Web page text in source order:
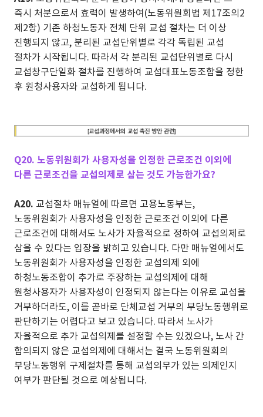
즉시 처분으로서 효력이 발생하여(노동위원회법 제17조의2
제2항) 기존 하청노동자 전체 단위 교섭 절차는 더 이상
진행되지 않고, 분리된 교섭단위별로 각각 독립된 교섭
절차가 시작됩니다. 따라서 각 분리된 교섭단위별로 다시
교섭창구단일화 절차를 진행하여 교섭대표노동조합을 정한
후 원청사용자와 교섭하게 됩니다.
Q20. 노동위원회가 사용자성을 인정한 근로조건 이외에
다른 근로조건을 교섭의제로 삼는 것도 가능한가요?
A20. 교섭절차 매뉴얼에 따르면 고용노동부는,
노동위원회가 사용자성을 인정한 근로조건 이외에 다른
근로조건에 대해서도 노사가 자율적으로 정하여 교섭의제로
삼을 수 있다는 입장을 밝히고 있습니다. 다만 매뉴얼에서도
노동위원회가 사용자성을 인정한 교섭의제 외에
하청노동조합이 추가로 주장하는 교섭의제에 대해
원청사용자가 사용자성이 인정되지 않는다는 이유로 교섭을
거부하더라도, 이를 곧바로 단체교섭 거부의 부당노동행위로
판단하기는 어렵다고 보고 있습니다. 따라서 노사가
자율적으로 추가 교섭의제를 설정할 수는 있겠으나, 노사 간
합의되지 않은 교섭의제에 대해서는 결국 노동위원회의
부당노동행위 구제절차를 통해 교섭의무가 있는 의제인지
여부가 판단될 것으로 예상됩니다.